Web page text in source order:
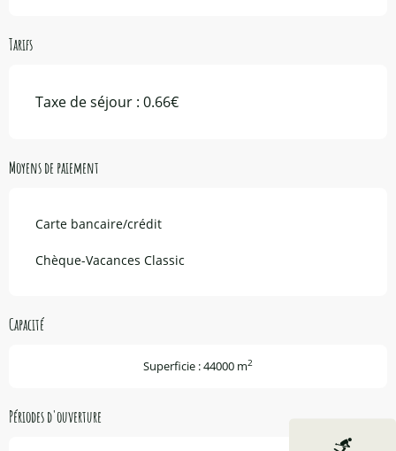
Tarifs
Taxe de séjour : 0.66€
Moyens de paiement
Carte bancaire/crédit
Chèque-Vacances Classic
Capacité
Superficie : 44000 m2
Périodes d'ouverture